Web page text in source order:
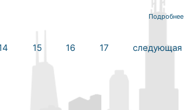
Подробнее
15 16 17
следующая